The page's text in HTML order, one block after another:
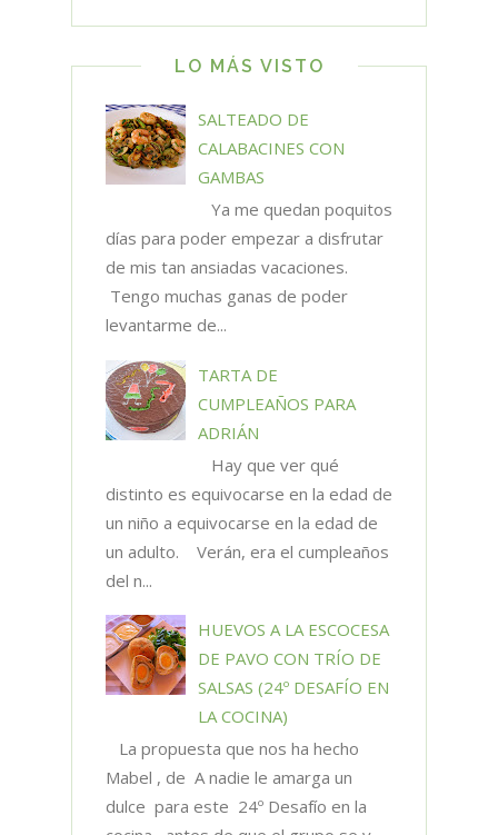
LO MÁS VISTO
SALTEADO DE
CALABACINES CON
GAMBAS
Ya me quedan poquitos
días para poder empezar a disfrutar
de mis tan ansiadas vacaciones.
Tengo muchas ganas de poder
levantarme de...
TARTA DE
CUMPLEAÑOS PARA
ADRIÁN
Hay que ver qué
distinto es equivocarse en la edad de
un niño a equivocarse en la edad de
un adulto. Verán, era el cumpleaños
del n...
HUEVOS A LA ESCOCESA
DE PAVO CON TRÍO DE
SALSAS (24º DESAFÍO EN
LA COCINA)
La propuesta que nos ha hecho
Mabel , de A nadie le amarga un
dulce para este 24º Desafío en la